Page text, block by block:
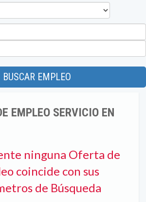
BUSCAR EMPLEO
EMPLEO SERVICIO EN
ninguna Oferta de
coincide con sus
de Búsqueda